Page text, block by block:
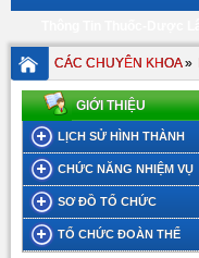
CÁC CHUYÊN KHOA»
GIỚI THIỆU
LỊCH SỬ HÌNH THÀNH
CHỨC NĂNG NHIỆM VỤ
SƠ ĐỒ TỔ CHỨC
TỔ CHỨC ĐOÀN THỂ